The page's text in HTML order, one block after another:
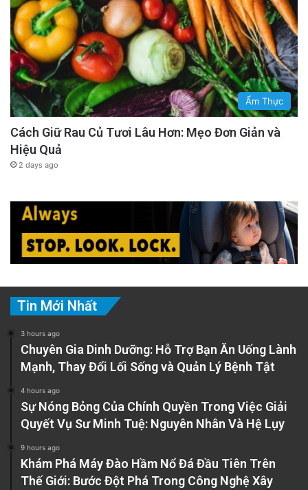
Ẩm Thực
Cách Giữ Rau Củ Tươi Lâu Hơn: Mẹo Đơn Giản và
Hiệu Quả
2 days ago
Tin Mới Nhất
3 hours ago
Chuyên Gia Dinh Dưỡng: Hỗ Trợ Bạn Ăn Uống Lành
Mạnh, Thay Đổi Lối Sống và Quản Lý Bệnh Tật
4 hours ago
Sự Nóng Bỏng Của Chính Quyền Trong Việc Giải
Quyết Vụ Sư Minh Tuệ: Nguyên Nhân Và Hệ Lụy
9 hours ago
Khám Phá Máy Đào Hầm Nổ Đá Đầu Tiên Trên
Thế Giới: Bước Đột Phá Trong Công Nghệ Xây